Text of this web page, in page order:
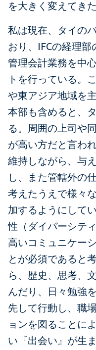
を大きく変えてき
私は現在、タイの
おり、IFCの経理部
管理会計業務を中
トを行っている。
や東アジア地域を
本部も含めると、
る。周囲の上司や
が高い方だと言わ
維持しながら、与
し、また管轄外の
考えたうえで様々
加するようにして
性（ダイバーシテ
高いコミュニケー
とが必須であると
ら、歴史、思考、
んだり、日々勉強
先して行動し、職
ョンを図ることに
い『出会い』が生